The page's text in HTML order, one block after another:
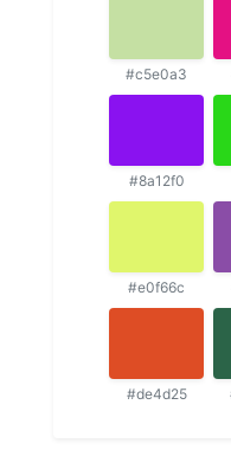
#c5e0a3
#8a12f0
#e0f66c
#de4d25